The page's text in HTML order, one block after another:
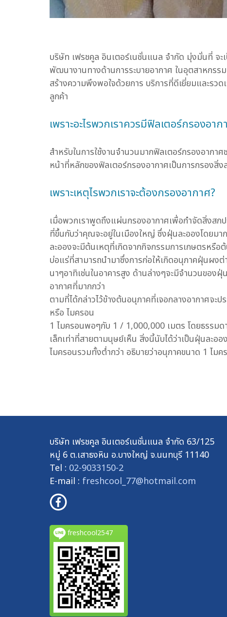
บริษัท เฟรชคูล อินเตอร์เนชั่นแนล จำกัด มุ่งมั่นที่ จ
พัฒนางานทางด้านการระบายอากาศ ในอุตสาหกร
สร้างความพึงพอใจด้วยการ บริการที่ดีเยี่ยมและรว
ลูกค้า
เพราะอะไรพวกเราควรมีฟิลเตอร์กรองอาก
สำหรับในการใช้งานจำนวนมากฟิลเตอร์กรองอาก
หน้าที่หลักของฟิลเตอร์กรองอากาศเป็นการกรองสิ่
เพราะเหตุไรพวกเราจะต้องกรองอากาศ?
เมื่อพวกเราพูดถึงแผ่นกรองอากาศเพื่อกำจัดสิ่งส
ที่ขึ้นกับว่าคุณจะอยู่ในเมืองใหญ่ ซึ่งฝุ่นละอองโดยม
ละอองจะมีต้นเหตุที่เกิดจากกิจกรรมการเกษตรหรื
บ่อแร่ที่สามารถนำมาซึ่งการก่อให้เกิดอนุภาคฝุ่นผง
นาๆอาทิเช่นในอาคารสูง ด้านล่างๆจะมีจำนวนของ
อากาศที่มากกว่า
ตามที่ได้กล่าวไว้ข้างต้นอนุภาคที่เจอกลางอากาศจ
หรือ ไมครอน
1 ไมครอนพอๆกับ 1 / 1,000,000 เมตร โดยธรรม
เล็กเท่าที่สายตามนุษย์เห็น สิ่งนี้นับได้ว่าเป็นฝุ่นละ
ไมครอนรวมทั้งต่ำกว่า อธิบายว่าอนุภาคขนาด 1 ไ
บริษัท เฟรชคูล อินเตอร์เนชั่นแนล จำกัด 63/125
หมู่ 6 ต.เสาธงหิน อ.บางใหญ่ จ.นนทบุรี 11140
Tel : 02-9033150-2
E-mail : freshcool_77@hotmail.com
freshcool2547